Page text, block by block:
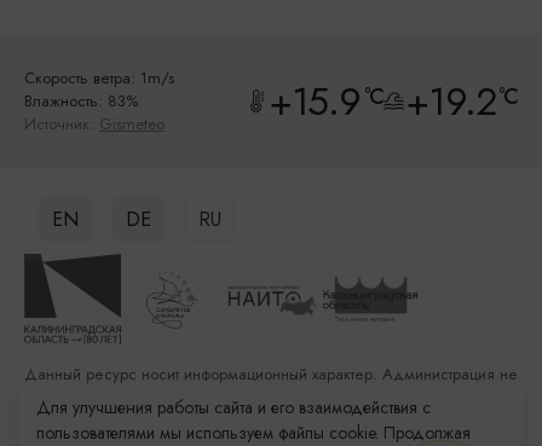
Скорость ветра: 1m/s
Влажность: 83%
Источник: Gismeteo +15.9°C +19.2°C
EN DE RU
Данный ресурс носит информационный характер. Администрация не
несет ответственности за качество услуг, предоставленных
сторонними организациями
Для улучшения работы сайта и его взаимодействия с
пользователями мы используем файлы cookie. Продолжая